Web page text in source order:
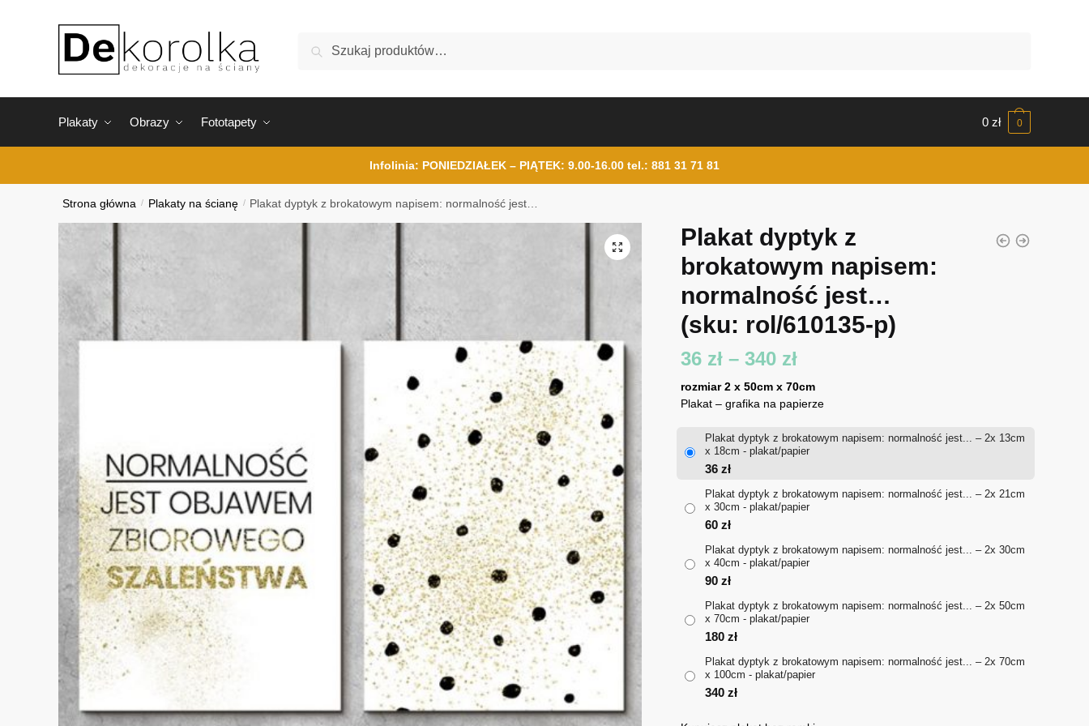
Szukaj
Plakaty Obrazy Fototapety 0 zł 0
Infolinia: PONIEDZIAŁEK – PIĄTEK: 9.00-16.00 tel.: 881 31 71 81
Strona główna / Plakaty na ścianę / Plakat dyptyk z brokatowym napisem: normalność jest…
Plakat dyptyk z
brokatowym napisem:
normalność jest…
(sku: rol/610135-p)
36 zł – 340 złZakres
cen:
36 zł
340 zł
rozmiar 2 x 50cm x 70cm
Plakat – grafika na papierze
Plakat dyptyk z brokatowym napisem: normalność jest... – 2x 13cm
x 18cm - plakat/papier
36 zł
Plakat dyptyk z brokatowym napisem: normalność jest... – 2x 21cm
x 30cm - plakat/papier
60 zł
Plakat dyptyk z brokatowym napisem: normalność jest... – 2x 30cm
x 40cm - plakat/papier
90 zł
Plakat dyptyk z brokatowym napisem: normalność jest... – 2x 50cm
x 70cm - plakat/papier
180 zł
Plakat dyptyk z brokatowym napisem: normalność jest... – 2x 70cm
x 100cm - plakat/papier
340 zł